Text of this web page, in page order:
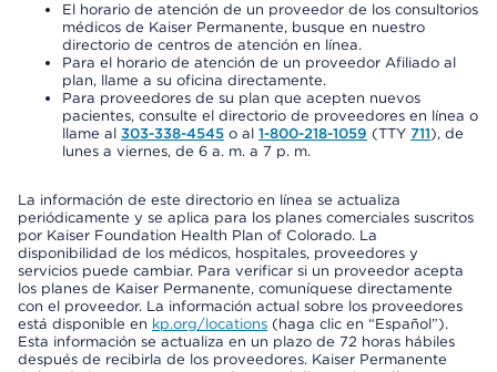
El horario de atención de un proveedor de los consultorios
médicos de Kaiser Permanente, busque en nuestro
directorio de centros de atención en línea.
Para el horario de atención de un proveedor Afiliado al
plan, llame a su oficina directamente.
Para proveedores de su plan que acepten nuevos
pacientes, consulte el directorio de proveedores en línea o
llame al 303-338-4545 o al 1-800-218-1059 (TTY 711), de
lunes a viernes, de 6 a. m. a 7 p. m.
La información de este directorio en línea se actualiza
periódicamente y se aplica para los planes comerciales suscritos
por Kaiser Foundation Health Plan of Colorado. La
disponibilidad de los médicos, hospitales, proveedores y
servicios puede cambiar. Para verificar si un proveedor acepta
los planes de Kaiser Permanente, comuníquese directamente
con el proveedor. La información actual sobre los proveedores
está disponible en kp.org/locations (haga clic en “Español”).
Esta información se actualiza en un plazo de 72 horas hábiles
después de recibirla de los proveedores. Kaiser Permanente